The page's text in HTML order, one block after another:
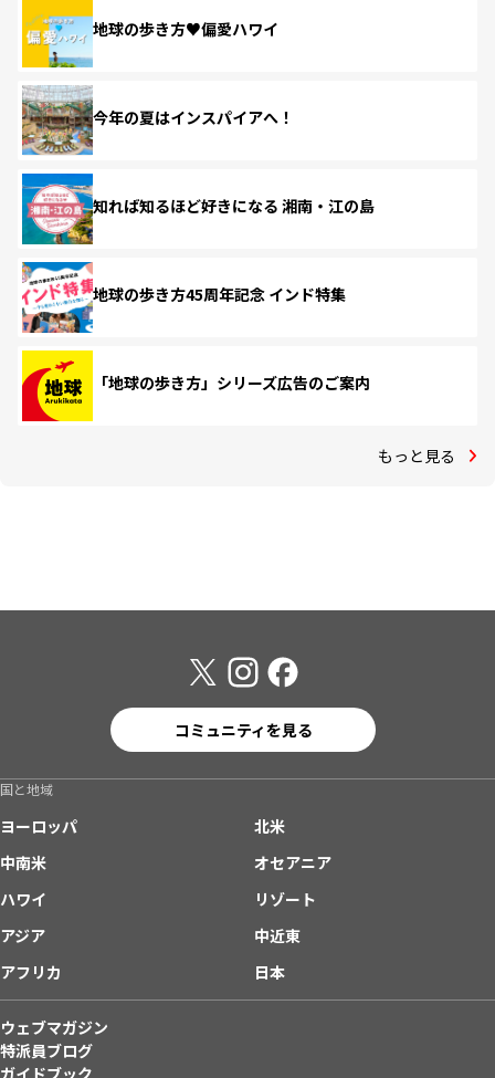
地球の歩き方♥偏愛ハワイ
今年の夏はインスパイアへ！
知れば知るほど好きになる 湘南・江の島
地球の歩き方45周年記念 インド特集
「地球の歩き方」シリーズ広告のご案内
もっと見る
コミュニティを見る
国と地域
ヨーロッパ
北米
中南米
オセアニア
ハワイ
リゾート
アジア
中近東
アフリカ
日本
ウェブマガジン
特派員ブログ
ガイドブック